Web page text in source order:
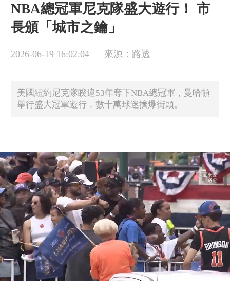
NBA總冠軍尼克隊盛大遊行！ 市
長頒「城市之鑰」
2026-06-19 16:02:04 來源：路透
美國紐約尼克隊睽違53年奪下NBA總冠軍，曼哈頓
舉行盛大冠軍遊行，數十萬球迷擠爆街頭。